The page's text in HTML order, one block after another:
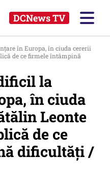
DCNews TV
în Europa, în ciuda cererii
de ce firmele întâmpină
la
în ciuda
Leonte
de ce
dificultăți /